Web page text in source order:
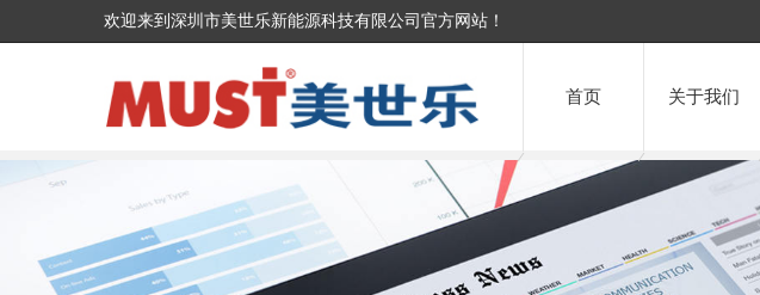
欢迎来到深圳市美世乐新能源科技有限公司官方网站！
首页 关于我们